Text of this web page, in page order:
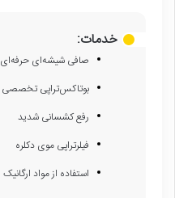
خدمات:
صافی شیشه‌ای حرفه‌ای
بوتاکس‌تراپی تخصصی
رفع کشسانی شدید
فیلرتراپی موی دکلره
استفاده از مواد ارگانیک